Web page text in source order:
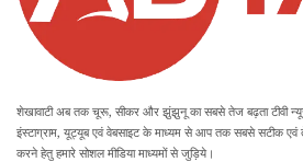
शेखावाटी अब तक चूरू, सीकर और झुंझुनू का सबसे तेज बढ़ता टीवी
इंस्टाग्राम, यूट्यूब एवं वेबसाइट के माध्यम से आप तक सबसे सटीक
करने हेतु हमारे सोशल मीडिया माध्यमों से जुड़िये।